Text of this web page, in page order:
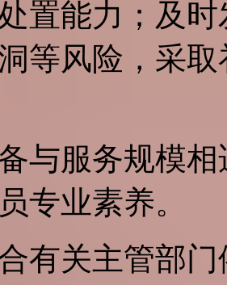
置能力；及
等风险，采
备与服务规模
专业素养。
合有关主管部